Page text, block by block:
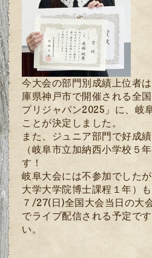
今大会の部門別成績上位者
庫県神戸市で開催される全
プリジャパン2025」に、岐
ことが決定しました。
また、ジュニア部門で好成
（岐阜市立加納西小学校５
す！
岐阜大会には不参加でした
大学大学院博士課程１年）も
７ /27(日)全国大会当日の大
でライブ配信される予定で
い。